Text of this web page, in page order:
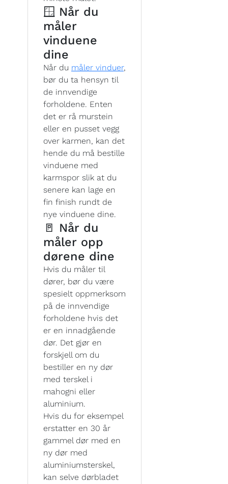
🪟 Når du
måler
vinduene
dine
Når du måler vinduer,
bør du ta hensyn til
de innvendige
forholdene. Enten
det er rå murstein
eller en pusset vegg
over karmen, kan det
hende du må bestille
vinduene med
karmspor slik at du
senere kan lage en
fin finish rundt de
nye vinduene dine.
🚪 Når du
måler opp
dørene dine
Hvis du måler til
dører, bør du være
spesielt oppmerksom
på de innvendige
forholdene hvis det
er en innadgående
dør. Det gjør en
forskjell om du
bestiller en ny dør
med terskel i
mahogni eller
aluminium.
Hvis du for eksempel
erstatter en 30 år
gammel dør med en
ny dør med
aluminiumsterskel,
kan selve dørbladet